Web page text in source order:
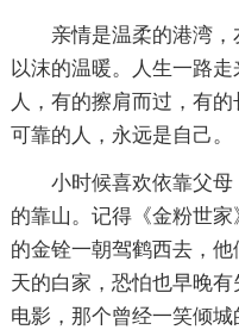
亲情是温柔的港湾
以沫的温暖。人生一路
人，有的擦肩而过，有
可靠的人，永远是自己。
小时候喜欢依靠父
的靠山。记得《金粉世
的金铨一朝驾鹤西去，
天的白家，恐怕也早晚
电影，那个曾经一笑倾